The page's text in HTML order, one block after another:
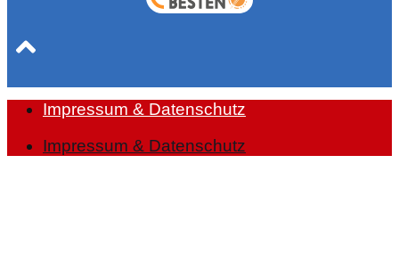
Impressum & Datenschutz
Impressum & Datenschutz